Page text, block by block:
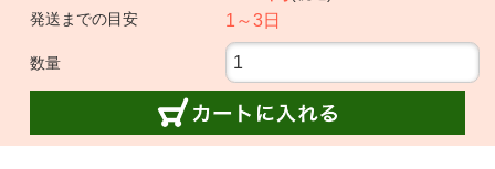
発送までの目安
1～3日
数量